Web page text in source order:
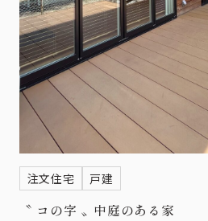
注文住宅 戸建
〝 コの字 〟中庭のある家